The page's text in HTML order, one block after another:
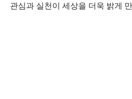
관심과 실천이 세상을 더욱 밝게